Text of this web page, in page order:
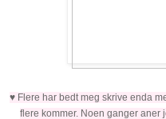
♥ Flere har bedt meg skrive enda
flere kommer. Noen ganger aner